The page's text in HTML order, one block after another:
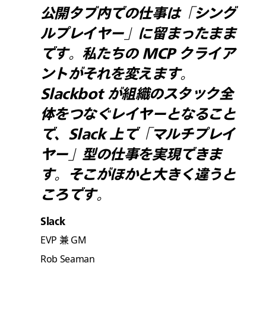
公開タブ内での仕事は「シング
ルプレイヤー」に留まったまま
です。私たちの MCP クライア
ントがそれを変えます。
Slackbot が組織のスタック全
体をつなぐレイヤーとなること
で、Slack 上で「マルチプレイ
ヤー」型の仕事を実現できま
す。そこがほかと大きく違うと
ころです。
Slack
EVP 兼 GM
Rob Seaman